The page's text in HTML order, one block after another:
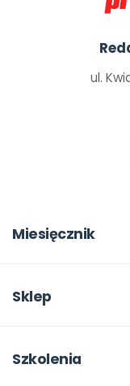
ul.
Miesięcznik
W numerze
Pomoce
Sklep
Moje zakupy
Szkolenia